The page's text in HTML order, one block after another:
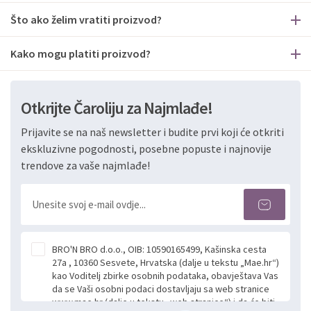
Što ako želim vratiti proizvod?
Kako mogu platiti proizvod?
Otkrijte Čaroliju za Najmlađe!
Prijavite se na naš newsletter i budite prvi koji će otkriti
ekskluzivne pogodnosti, posebne popuste i najnovije
trendove za vaše najmlađe!
BRO'N BRO d.o.o., OIB: 10590165499, Kašinska cesta
27a , 10360 Sesvete, Hrvatska (dalje u tekstu „Mae.hr“)
kao Voditelj zbirke osobnih podataka, obavještava Vas
da se Vaši osobni podaci dostavljaju sa web stranice
www.mae.hr (dalje u tekstu „web stranice“) i da će biti